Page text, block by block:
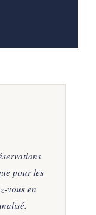
pour les
vous en